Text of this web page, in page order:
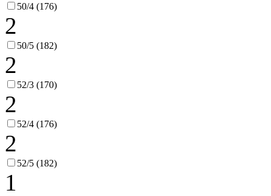
50/4 (176)
2
50/5 (182)
2
52/3 (170)
2
52/4 (176)
2
52/5 (182)
1